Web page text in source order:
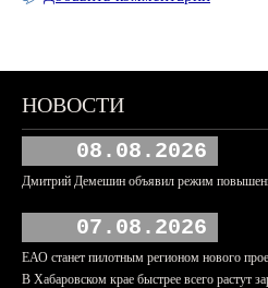
НОВОСТИ
08.08.2026
Дмитрий Демешин объявил режим
07.08.2026
ЕАО станет пилотным регионом нового
В Хабаровском крае быстрее всего растут